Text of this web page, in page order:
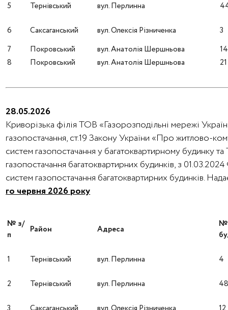
5 Тернівський вул. Перлинна
6 Саксаганський вул. Олексія Різниченка
3
7
Покровський вул. Анатолія Шершньова
14
8
Покровський вул. Анатолія Шершньова 21
28.05.2026
Криворізька філія ТОВ «Газорозподільні мережі
газопостачання, ст.19 Закону України «Про житлово-
систем газопостачання у багатоквартирному будинку
газопостачання багатоквартирних будинків, з
систем газопостачання багатоквартирних будинків.
го червня 2026 року
№ з/
п
Район Адреса
№
1 Тернівський вул. Перлинна 4
2 Тернівський вул. Перлинна